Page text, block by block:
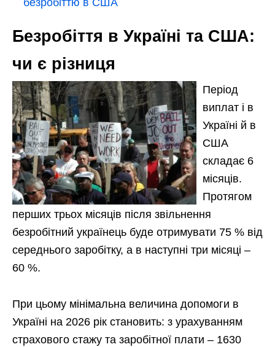
безробіттю в США
Безробіття в Україні та США:
чи є різниця
Період
виплат і в
Україні й в
США
складає 6
місяців.
Протягом
перших трьох місяців після звільнення
безробітний українець буде отримувати 75 % від
середнього заробітку, а в наступні три місяці –
60 %.
При цьому мінімальна величина допомоги в
Україні на 2026 рік становить: з урахуванням
страхового стажу та заробітної плати – 1630